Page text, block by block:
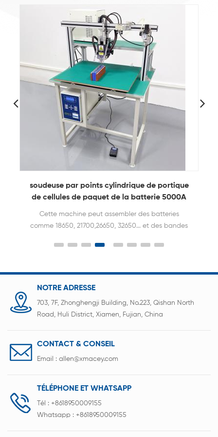
Machine de soudage par points pneumatique
automatique pour batteries 18650, 21700,
L'ACEY-S200A peut être intégrée à la ligne de
production de batteries au lithium et convient au
packs de batteries
configurations multi-parallèle et multi-série.
NOTRE ADRESSE
703, 7F, Zhonghengji Building, No.223, Qishan North
Road, Huli District, Xiamen, Fujian, China
CONTACT & CONSEIL
Email : allen@xmacey.com
TÉLÉPHONE ET WHATSAPP
Tél : +8618950009155
Whatsapp : +8618950009155